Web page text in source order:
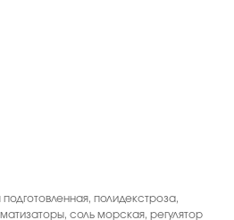
полидекстроза,
соль морская, регулятор